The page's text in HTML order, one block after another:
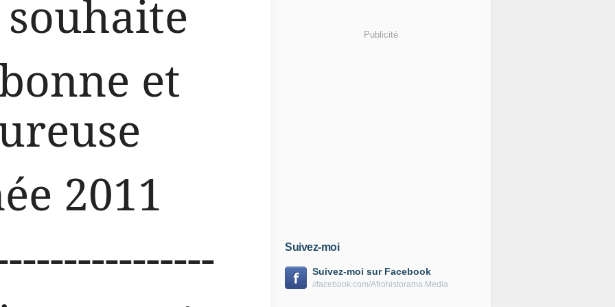
et
2011
Publicité
Suivez-moi
Suivez-moi sur Facebook
//facebook.com/Afrohistorama Media